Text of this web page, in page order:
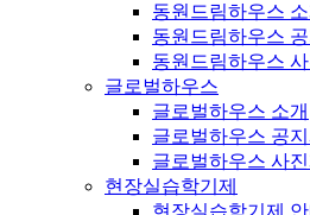
동원드림하우스 소
동원드림하우스
동원드림하우스
글로벌하우스
글로벌하우스 소개
글로벌하우스 공
글로벌하우스 사
현장실습학기제